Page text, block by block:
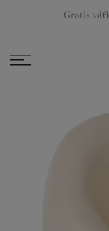
inhoud
Gratis